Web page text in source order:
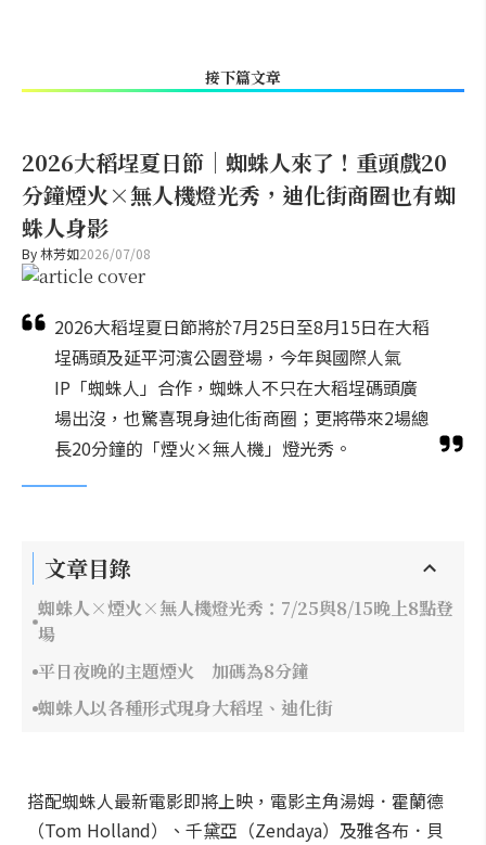
接下篇文章
2026大稻埕夏日節｜蜘蛛人來了！重頭戲20
分鐘煙火×無人機燈光秀，迪化街商圈也有蜘
蛛人身影
By林芳如2026/07/08
2026大稻埕夏日節將於7月25日至8月15日在大稻
埕碼頭及延平河濱公園登場，今年與國際人氣
IP「蜘蛛人」合作，蜘蛛人不只在大稻埕碼頭廣
場出沒，也驚喜現身迪化街商圈；更將帶來2場總
長20分鐘的「煙火×無人機」燈光秀。
文章目錄
蜘蛛人×煙火×無人機燈光秀：7/25與8/15晚上8點登
場
平日夜晚的主題煙火 加碼為8分鐘
蜘蛛人以各種形式現身大稻埕、迪化街
搭配蜘蛛人最新電影即將上映，電影主角湯姆．霍蘭德
（Tom Holland）、千黛亞（Zendaya）及雅各布．貝